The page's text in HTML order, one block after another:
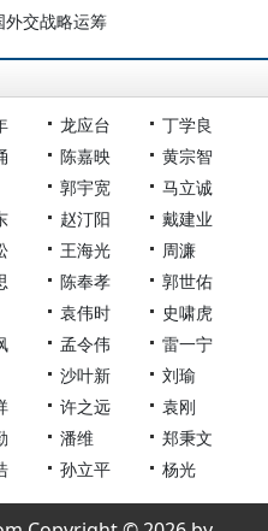
外交战略运筹
龙应台
丁学良
陈嘉映
黄宗智
郭宇宽
马立诚
赵汀阳
戴建业
王海光
周濂
陈奉孝
郭世佑
袁伟时
史啸虎
孟令伟
雷一宁
沙叶新
刘瑜
许之远
袁刚
潘维
郑秉文
孙立平 杨光